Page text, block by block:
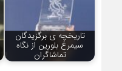
تاریخچه ی برگزیدگان
سیمرغ بلورین از نگاه
تماشاگران